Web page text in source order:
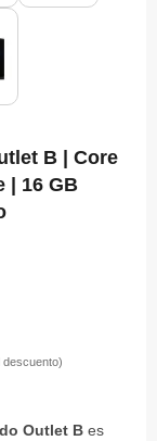
B | Core
| 16 GB
descuento)
Outlet Bes